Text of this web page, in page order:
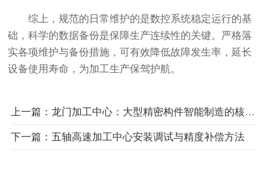
综上，规范的日常维护的是数控系统稳定运行的基
础，科学的数据备份是保障生产连续性的关键。严格落
实各项维护与备份措施，可有效降低故障发生率，延长
设备使用寿命，为加工生产保驾护航。
上一篇：龙门加工中心：大型精密构件智能制造的核心装备
下一篇：五轴高速加工中心安装调试与精度补偿方法